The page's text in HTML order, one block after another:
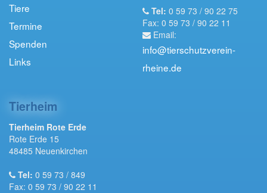
Tiere
Termine
Spenden
Links
Tel: 0 59 73 / 90 22 75
Fax: 0 59 73 / 90 22 11
Email:
info@tierschutzverein-
rheine.de
Tierheim
Tierheim Rote Erde
Rote Erde 15
48485 Neuenkirchen
Tel: 0 59 73 / 849
Fax: 0 59 73 / 90 22 11